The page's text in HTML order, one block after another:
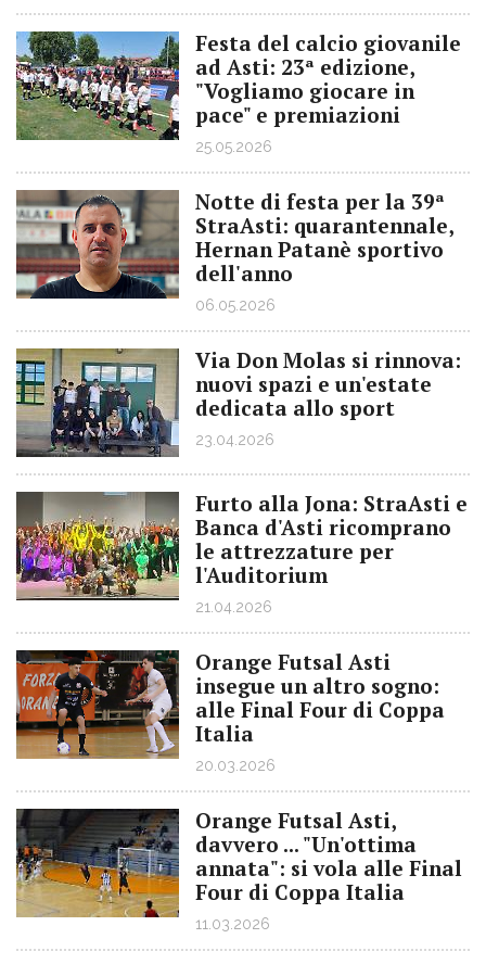
Festa del calcio giovanile
ad Asti: 23ª edizione,
"Vogliamo giocare in
pace" e premiazioni
25.05.2026
Notte di festa per la 39ª
StraAsti: quarantennale,
Hernan Patanè sportivo
dell'anno
06.05.2026
Via Don Molas si rinnova:
nuovi spazi e un'estate
dedicata allo sport
23.04.2026
Furto alla Jona: StraAsti e
Banca d'Asti ricomprano
le attrezzature per
l'Auditorium
21.04.2026
Orange Futsal Asti
insegue un altro sogno:
alle Final Four di Coppa
Italia
20.03.2026
Orange Futsal Asti,
davvero ... "Un'ottima
annata": si vola alle Final
Four di Coppa Italia
11.03.2026